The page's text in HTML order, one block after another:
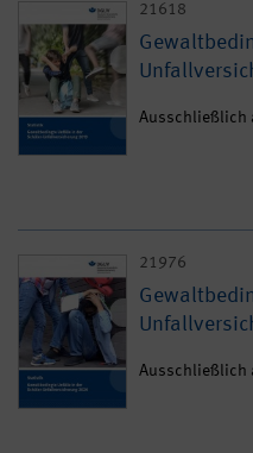
21618
Ausschließlich
21976
Ausschließlich